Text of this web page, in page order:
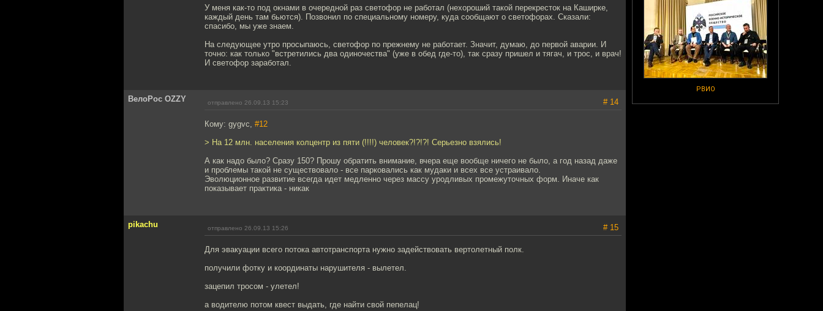
РВИО
У меня как-то под окнами в очередной раз светофор не работал (нехороший такой перекресток на Каширке,
каждый день там бьются). Позвонил по специальному номеру, куда сообщают о светофорах. Сказали:
спасибо, мы уже знаем.
На следующее утро просыпаюсь, светофор по прежнему не работает. Значит, думаю, до первой аварии. И
точно: как только "встретились два одиночества" (уже в обед где-то), так сразу пришел и тягач, и трос, и врач!
И светофор заработал.
ВелоРос OZZY отправлено 26.09.13 15:23 # 14
Кому: gygvc, #12
> На 12 млн. населения колцентр из пяти (!!!!) человек?!?!?! Серьезно взялись!
А как надо было? Сразу 150? Прошу обратить внимание, вчера еще вообще ничего не было, а год назад даже
и проблемы такой не существовало - все парковались как мудаки и всех все устраивало.
Эволюционное развитие всегда идет медленно через массу уродливых промежуточных форм. Иначе как
показывает практика - никак
pikachu отправлено 26.09.13 15:26 # 15
Для эвакуации всего потока автотранспорта нужно задействовать вертолетный полк.
получили фотку и координаты нарушителя - вылетел.
зацепил тросом - улетел!
а водителю потом квест выдать, где найти свой пепелац!